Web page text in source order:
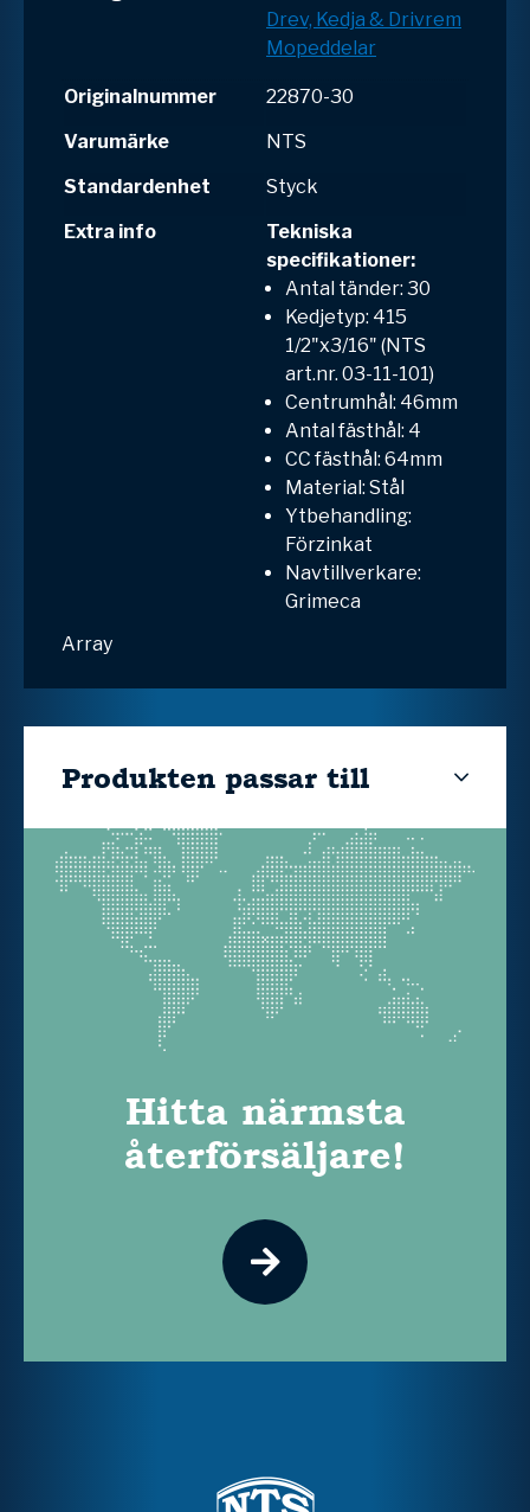
Drev, Kedja & Drivrem
Mopeddelar
Originalnummer
22870-30
Varumärke
NTS
Standardenhet
Styck
Extra info
Tekniska
specifikationer:
Antal tänder: 30
Kedjetyp: 415
1/2"x3/16" (NTS
art.nr. 03-11-101)
Centrumhål: 46mm
Antal fästhål: 4
CC fästhål: 64mm
Material: Stål
Ytbehandling:
Förzinkat
Navtillverkare:
Grimeca
Array
Produkten passar till
Hitta närmsta
återförsäljare!